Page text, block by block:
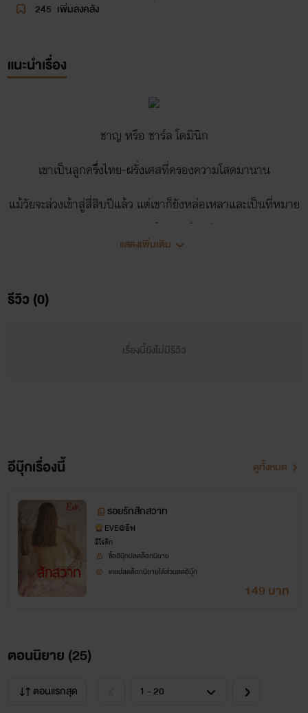
245 เพิ่มลงคลัง
แนะนำเรื่อง
ชาญ หรือ ชาร์ล โดมินิก
เขาเป็นลูกครึ่งไทย-ฝรั่งเศสที่ครองความโสดมานาน
แม้วัยจะล่วงเข้าสู่สี่สิบปีแล้ว แต่เขาก็ยังหล่อเหลาและเป็นที่หมาย
ปองของสาวน้อยสาวใหญ่
แสดงเพิ่มเติม
รีวิว (0)
เรื่องนี้ยังไม่มีรีวิว
อีบุ๊กเรื่องนี้ ดูทั้งหมด
รอยรักสักสวาท
EVE@อีฟ
อีโรติก
ซื้ออีบุ๊กปลดล็อกนิยาย
เคยปลดล็อกนิยายได้ส่วนลดอีบุ๊ก
149 บาท
ตอนนิยาย (25)
ตอนแรกสุด